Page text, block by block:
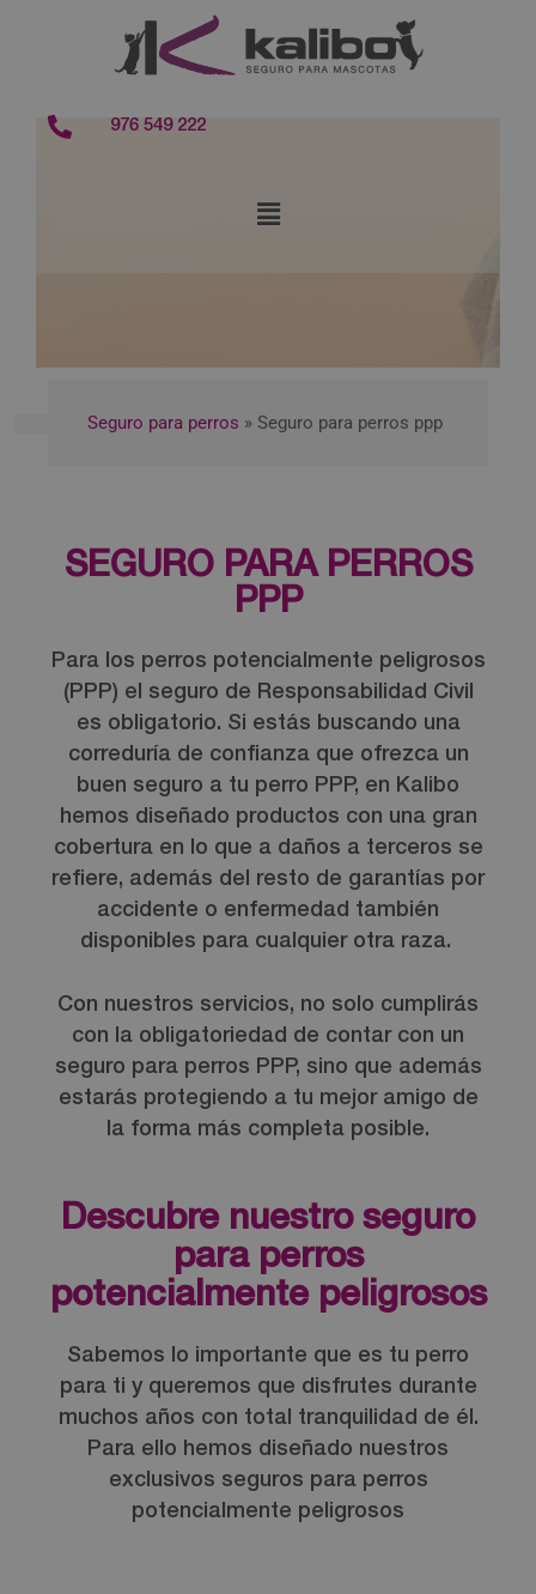
976 549 222
Seguro para perros » Seguro para perros ppp
SEGURO PARA PERROS
PPP
Para los perros potencialmente peligrosos
(PPP) el seguro de Responsabilidad Civil
es obligatorio. Si estás buscando una
correduría de confianza que ofrezca un
buen seguro a tu perro PPP, en Kalibo
hemos diseñado productos con una gran
cobertura en lo que a daños a terceros se
refiere, además del resto de garantías por
accidente o enfermedad también
disponibles para cualquier otra raza.
Con nuestros servicios, no solo cumplirás
con la obligatoriedad de contar con un
seguro para perros PPP, sino que además
estarás protegiendo a tu mejor amigo de
la forma más completa posible.
Descubre nuestro seguro
para perros
potencialmente peligrosos
Sabemos lo importante que es tu perro
para ti y queremos que disfrutes durante
muchos años con total tranquilidad de él.
Para ello hemos diseñado nuestros
exclusivos seguros para perros
potencialmente peligrosos